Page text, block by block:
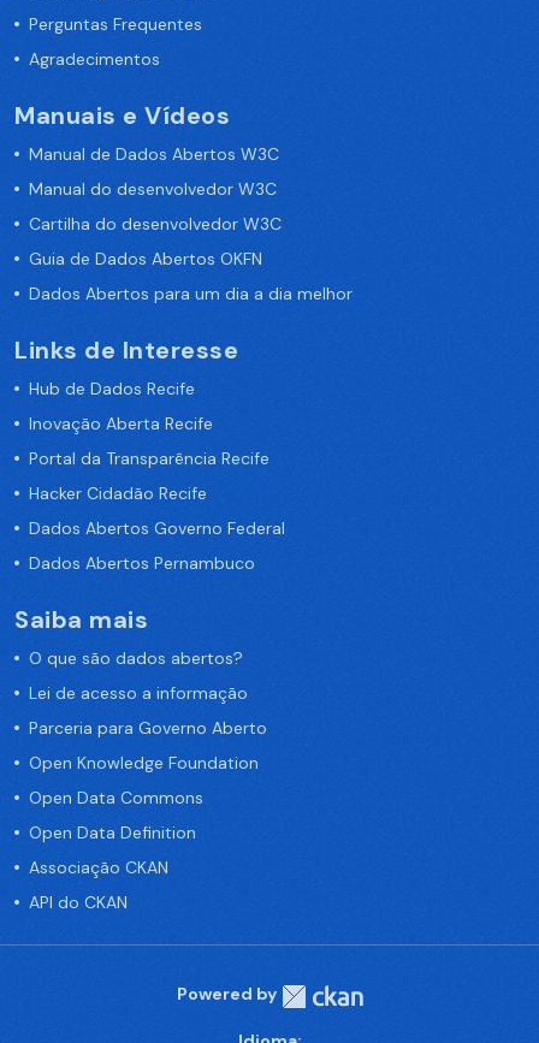
Perguntas Frequentes
Agradecimentos
Manuais e Vídeos
Manual de Dados Abertos W3C
Manual do desenvolvedor W3C
Cartilha do desenvolvedor W3C
Guia de Dados Abertos OKFN
Dados Abertos para um dia a dia melhor
Links de Interesse
Hub de Dados Recife
Inovação Aberta Recife
Portal da Transparência Recife
Hacker Cidadão Recife
Dados Abertos Governo Federal
Dados Abertos Pernambuco
Saiba mais
O que são dados abertos?
Lei de acesso a informação
Parceria para Governo Aberto
Open Knowledge Foundation
Open Data Commons
Open Data Definition
Associação CKAN
API do CKAN
Powered by